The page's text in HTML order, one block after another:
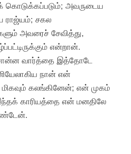
கொடுக்கப்படும்; அவருடைய
ராஜ்யம்; சகல
அவரைச் சேவித்து,
என்றான்.
வார்த்தை இத்தோடே
நான் என்
கலங்கினேன்; என் முகம்
காரியத்தை என் மனதிலே